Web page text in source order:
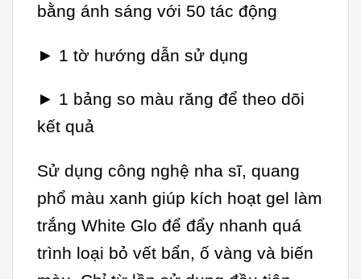
bằng ánh sáng với 50 tác động
► 1 tờ hướng dẫn sử dụng
► 1 bảng so màu răng để theo dõi
kết quả
Sử dụng công nghệ nha sĩ, quang
phổ màu xanh giúp kích hoạt gel làm
trắng White Glo để đẩy nhanh quá
trình loại bỏ vết bẩn, ố vàng và biến